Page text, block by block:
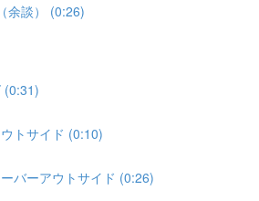
余談） (0:26)
(0:31)
トサイド (0:10)
バーアウトサイド (0:26)